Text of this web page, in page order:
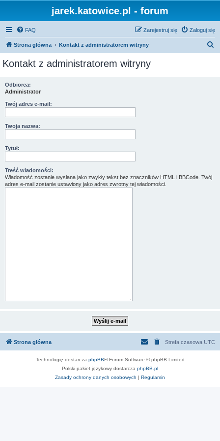
jarek.katowice.pl - forum
FAQ Zaloguj się
Zarejestruj się
Strona główna Kontakt z administratorem witryny
Kontakt z administratorem witryny
Odbiorca:
Administrator
Twój adres e-mail:
Twoja nazwa:
Tytuł:
Treść wiadomości:
Wiadomość zostanie wysłana jako zwykły tekst bez znaczników HTML i BBCode. Twój
adres e-mail zostanie ustawiony jako adres zwrotny tej wiadomości.
Strona główna Strefa czasowa UTC
Technologię dostarcza phpBB® Forum Software © phpBB Limited
Polski pakiet językowy dostarcza phpBB.pl
Zasady ochrony danych osobowych | Regulamin